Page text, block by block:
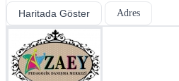
Haritada Göster Adres